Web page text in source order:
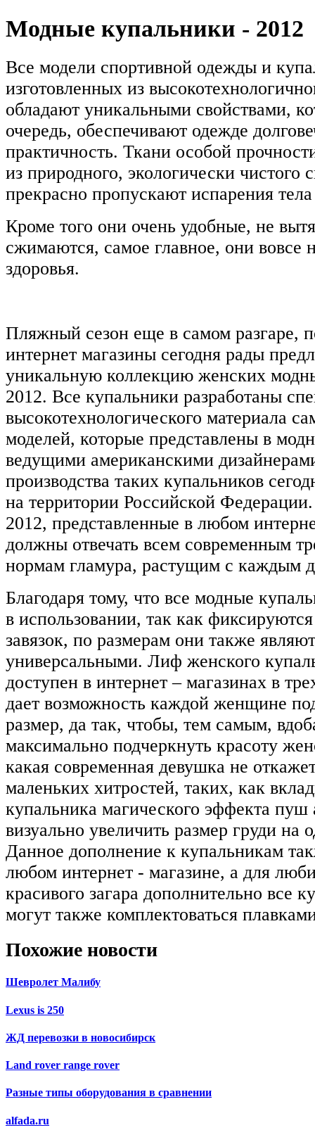
Модные купальники - 2012
Все модели спортивной одежды и
изготовленных из
обладают уникальными свойствами,
очередь, обеспечивают одежде
практичность. Ткани особой
из природного, экологически чистого
прекрасно пропускают испарения
Кроме того они очень удобные, не
сжимаются, самое главное, они вовсе
здоровья.
Пляжный сезон еще в самом разгаре,
интернет магазины сегодня рады
уникальную коллекцию женских
2012. Все купальники разработаны
высокотехнологического материала
моделей, которые представлены в
ведущими американскими
производства таких купальников
на территории Российской
2012, представленные в любом
должны отвечать всем современным
нормам гламура, растущим с каждым
Благодаря тому, что все модные
в использовании, так как
завязок, по размерам они также
универсальными. Лиф женского
доступен в интернет – магазинах в
дает возможность каждой женщине
размер, да так, чтобы, тем самым,
максимально подчеркнуть красоту
какая современная девушка не
маленьких хитростей, таких, как
купальника магического эффекта пуш
визуально увеличить размер груди на
Данное дополнение к купальникам
любом интернет - магазине, а для
красивого загара дополнительно все
могут также комплектоваться
Похожие новости
Шевролет Малибу
Lexus is 250
ЖД перевозки в новосибирск
Land rover range rover
Разные типы оборудования в сравнении
alfada.ru